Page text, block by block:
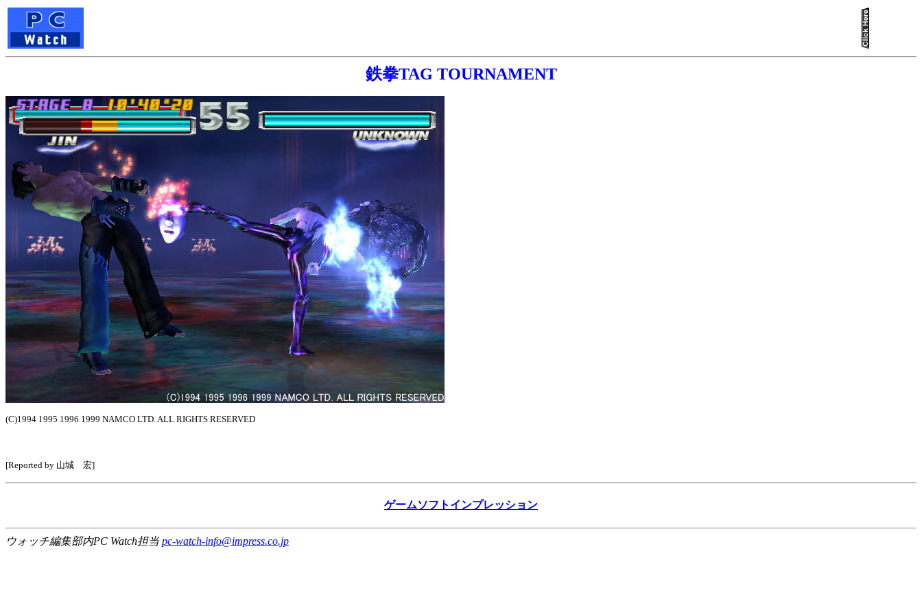
鉄拳TAG TOURNAMENT
(C)1994 1995 1996 1999 NAMCO LTD. ALL RIGHTS RESERVED
[Reported by 山城 宏]
ゲームソフトインプレッション
ウォッチ編集部内PC Watch担当 pc-watch-info@impress.co.jp